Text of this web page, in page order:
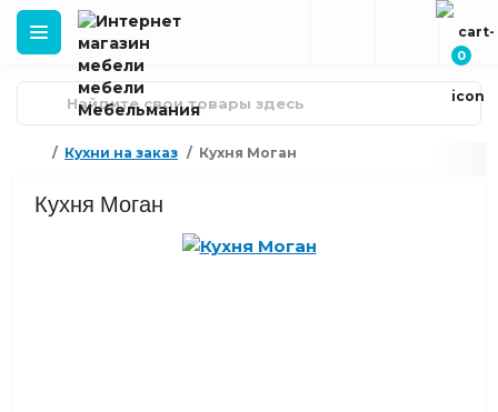
0
Кухни на заказ Кухня Моган
Кухня Моган